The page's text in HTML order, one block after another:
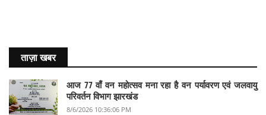
ताज़ा खबर
आज 77 वाँ वन महोत्सव मना रहा है वन पर्यावरण एवं जलवायु
परिवर्तन विभाग झारखंड
8/6/2026 10:36:06 PM